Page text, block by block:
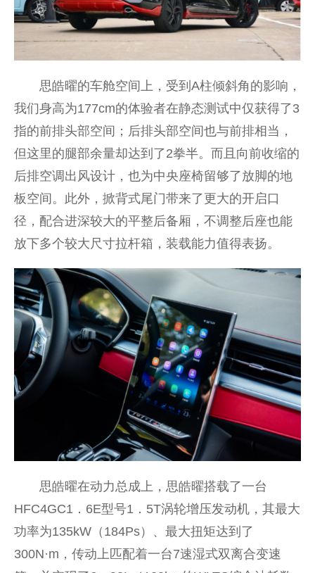
思皓曜的车舱空间上，受到A柱倾斜角的影响，
我们身高为177cm的体验者在静态测试中仅获得了3
指的前排头部空间；后排头部空间也与前排相当，
但这里的腿部余量却达到了2拳半。而且向前收缩的
后排空调出风设计，也为中央座椅留够了放脚的地
板空间。此外，掀背式尾门带来了更大的开启口
径，配合进深较大的平整后备厢，不调整后座也能
放下多个较大尺寸拉杆箱，装载能力值得表扬。
思皓曜在动力总成上，思皓曜搭载了一台
HFC4GC1．6E型号1．5T涡轮增压发动机，其最大
功率为135kW（184Ps）、最大扭矩达到了
300N·m，传动上匹配着一台7速湿式双离合变速